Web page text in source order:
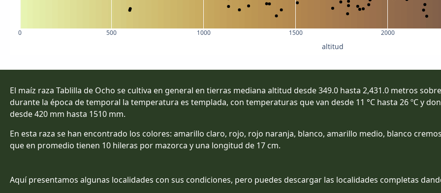
0 500 1000 1500 2000
altitud
El maíz raza Tablilla de Ocho se cultiva en general en tierras mediana altitud desde 349.0 hasta 2,431.0 metros
durante la época de temporal la temperatura es templada, con temperaturas que van desde 11 °C hasta 26 ºC y
desde 420 mm hasta 1510 mm.
En esta raza se han encontrado los colores: amarillo claro, rojo, rojo naranja, blanco, amarillo medio, blanco
que en promedio tienen 10 hileras por mazorca y una longitud de 17 cm.
Aquí presentamos algunas localidades con sus condiciones, pero puedes descargar las localidades completas